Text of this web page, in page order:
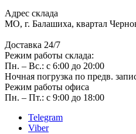
Адрес склада
МО, г. Балашиха, квартал
Доставка 24/7
Режим работы склада:
Пн. – Вс.: с 6:00 до 20:00
Ночная погрузка по предв.
Режим работы офиса
Пн. – Пт.: с 9:00 до 18:00
Telegram
Viber